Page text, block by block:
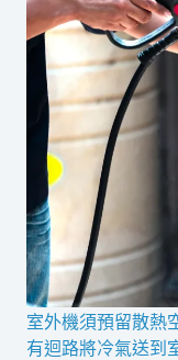
室外機須預留散熱
有迴路將冷氣送到